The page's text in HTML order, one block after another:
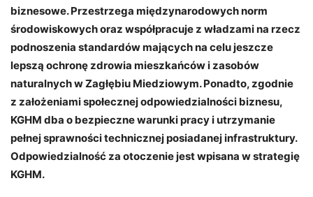
biznesowe. Przestrzega międzynarodowych norm
środowiskowych oraz współpracuje z władzami na rzecz
podnoszenia standardów mających na celu jeszcze
lepszą ochronę zdrowia mieszkańców i zasobów
naturalnych w Zagłębiu Miedziowym. Ponadto, zgodnie
z założeniami społecznej odpowiedzialności biznesu,
KGHM dba o bezpieczne warunki pracy i utrzymanie
pełnej sprawności technicznej posiadanej infrastruktury.
Odpowiedzialność za otoczenie jest wpisana w strategię
KGHM.